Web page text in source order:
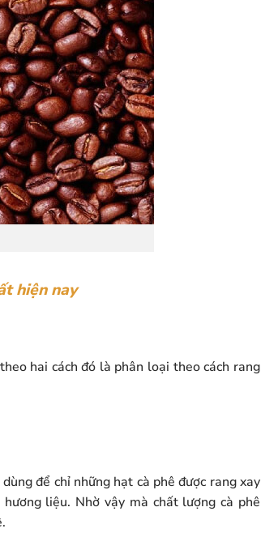
hiện nay
hai cách đó là phân loại theo cách rang
để chỉ những hạt cà phê được rang xay
liệu. Nhờ vậy mà chất lượng cà phê